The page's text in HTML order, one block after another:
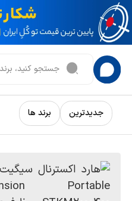
جدیدترین برند ها